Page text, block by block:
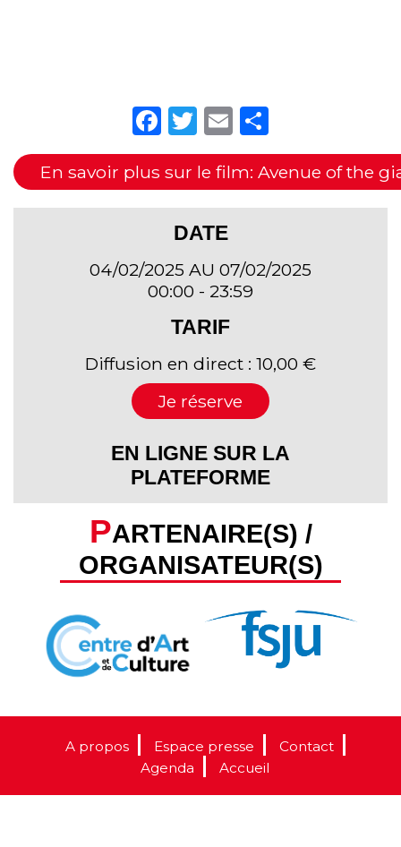
Facebook
Twitter
Email
En savoir plus sur le film: Avenue of the
DATE
04/02/2025 AU 07/02/2025
00:00 - 23:59
TARIF
Diffusion en direct : 10,00 €
Je réserve
EN LIGNE SUR LA
PLATEFORME
PARTENAIRE(S) /
ORGANISATEUR(S)
A propos Espace presse
Contact
Agenda
Accueil